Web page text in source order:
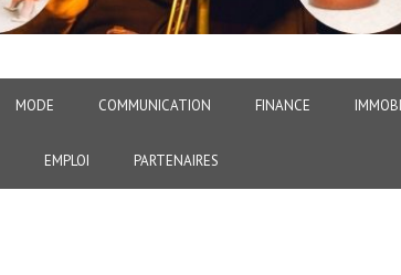
MODE COMMUNICATION FINANCE
EMPLOI PARTENAIRES